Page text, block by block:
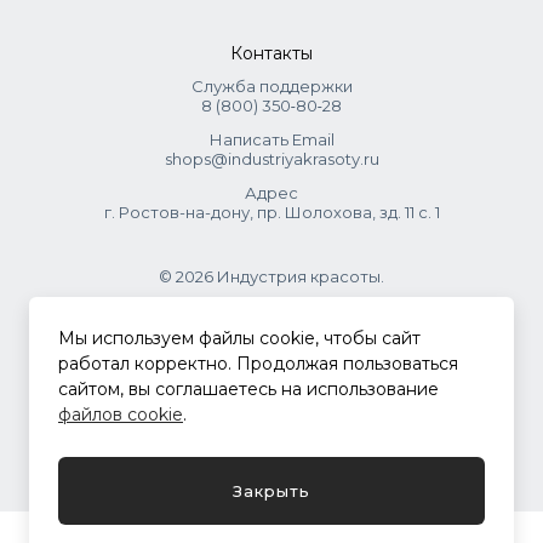
Контакты
Служба поддержки
8 (800) 350‑80‑28
Написать Email
shops@industriyakrasoty.ru
Адрес
г. Ростов-на-дону, пр. Шолохова, зд. 11 с. 1
© 2026 Индустрия красоты.
.
Политика конфиденциальности
Мы используем файлы cookie, чтобы сайт
работал корректно. Продолжая пользоваться
сайтом, вы соглашаетесь на использование
файлов cookie.
Закрыть